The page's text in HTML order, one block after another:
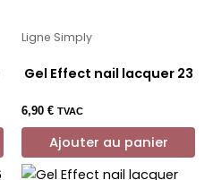
Ligne Simply
Gel Effect nail lacquer 23
6,90 € TVAC
Ajouter au panier